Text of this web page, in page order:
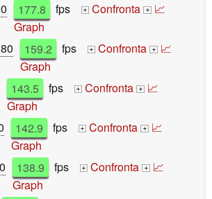
177.8 fps + Confronta + 📈
Graph
159.2 fps + Confronta + 📈
Graph
143.5 fps + Confronta + 📈
Graph
142.9 fps + Confronta + 📈
Graph
138.9 fps + Confronta + 📈
Graph